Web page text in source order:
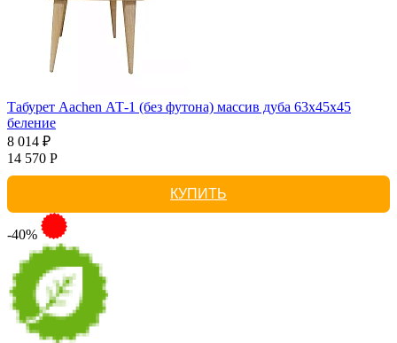
Табурет Aachen АТ-1 (без футона) массив дуба 63х45х45
беление
8 014 ₽
14 570 Р
КУПИТЬ
-40%